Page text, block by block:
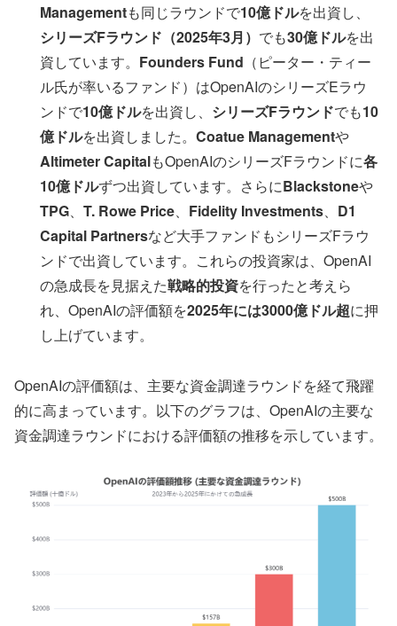
Managementも同じラウンドで10億ドルを出資し、
シリーズFラウンド（2025年3月） でも30億ドルを出
資しています。 Founders Fund （ピーター・ティー
ル氏が率いるファンド）はOpenAIのシリーズEラウ
ンドで10億ドルを出資し、 シリーズFラウンドでも10
億ドルを出資しました。Coatue Managementや
Altimeter CapitalもOpenAIのシリーズFラウンドに各
10億ドルずつ出資しています。さらにBlackstoneや
TPG、T. Rowe Price、 Fidelity Investments、 D1
Capital Partnersなど大手ファンドもシリーズFラウ
ンドで出資しています。これらの投資家は、OpenAI
の急成長を見据えた戦略的投資を行ったと考えら
れ、OpenAIの評価額を2025年には3000億ドル超に押
し上げています。
OpenAIの評価額は、主要な資金調達ラウンドを経て飛躍
的に高まっています。以下のグラフは、OpenAIの主要な
資金調達ラウンドにおける評価額の推移を示しています。